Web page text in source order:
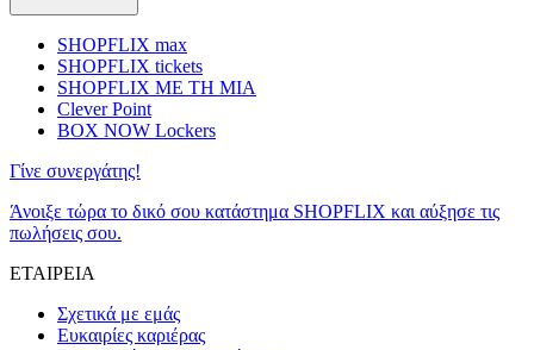
SHOPFLIX max
SHOPFLIX tickets
SHOPFLIX ΜΕ ΤΗ ΜΙΑ
Clever Point
BOX NOW Lockers
Γίνε συνεργάτης!
Άνοιξε τώρα το δικό σου κατάστημα SHOPFLIX και αύξησε τις
πωλήσεις σου.
ΕΤΑΙΡΕΙΑ
Σχετικά με εμάς
Ευκαιρίες καριέρας